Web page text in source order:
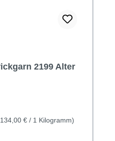
2199 Alter
€ / 1 Kilogramm)